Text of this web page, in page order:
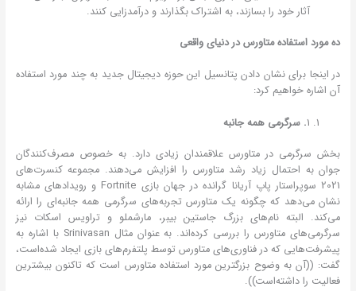
آثار خود را بسازند، به اشتراک بگذارند و درآمدزایی کنند.
ده مورد استفاده متاورس در دنیای واقعی
در اینجا برای نشان دادن پتانسیل این حوزه دیجیتال جدید به چند مورد استفاده
آن اشاره خواهیم کرد:
1. سرگرمی همه جانبه
بخش سرگرمی در متاورس علاقمندان زیادی دارد. به خصوص مصرف‌کنندگان
جوان به احتمال زیاد رشد متاورس را افزایش می‌دهند. مجموعه کنسرت‌های
2021 سوپراستار پاپ آریانا گرانده در جهان بازی Fortnite و رویدادهای مشابه
نشان می‌دهد که چگونه یک متاورس تجربه‌های سرگرمی همه‌ جانبه‌ای را ارائه
می‌کند. البته نام‌های بزرگ جاستین بیبر، مارشملو و تراویس اسکات نیز
سرگرمی‌های متاورس را بررسی کرده‌اند. به عنوان مثال Srinivasan با اشاره به
پیشرفت‌هایی که در فناوری‌های متاورس توسط پلتفرم‌های بازی ایجاد شده‌است،
گفت: ((آن به وضوح بزرگترین مورد استفاده متاورس است که تاکنون بیشترین
فعالیت را داشته‌است)).